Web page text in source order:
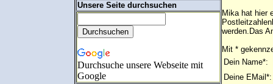
Unsere Seite durchsuchen
Durchsuche unsere Webseite mit
Google
Mika hat hier
werden.Das
Mit *
Dein Name*:
Deine EMail*: